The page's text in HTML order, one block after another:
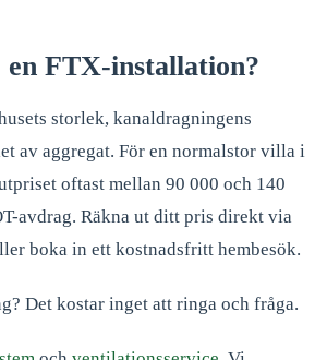
en FTX-installation?
storlek, kanaldragningens
av aggregat. För en normalstor villa i
oftast mellan 90 000 och 140
avdrag. Räkna ut ditt pris direkt via
boka in ett kostnadsfritt hembesök.
Det kostar inget att ringa och fråga.